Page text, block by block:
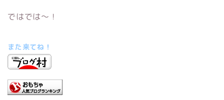
ではでは～！
また来てね！